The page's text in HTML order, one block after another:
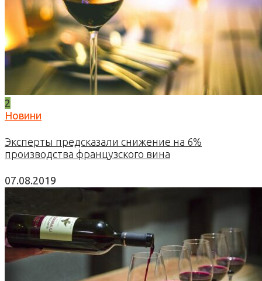
2
Новини
Эксперты предсказали снижение на 6%
производства французского вина
07.08.2019